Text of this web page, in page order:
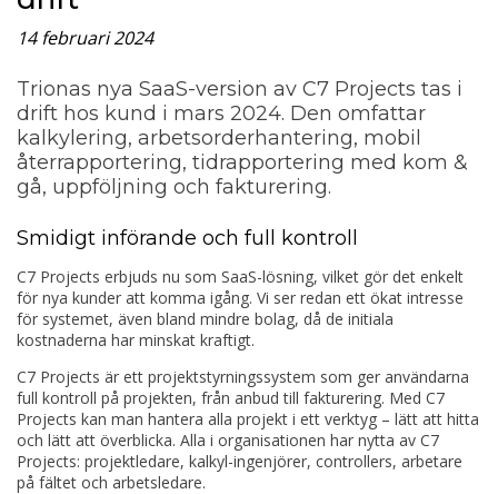
14 februari 2024
Trionas nya SaaS-version av C7 Projects tas i
drift hos kund i mars 2024. Den omfattar
kalkylering, arbetsorderhantering, mobil
återrapportering, tidrapportering med kom &
gå, uppföljning och fakturering.
Smidigt införande och full kontroll
C7 Projects erbjuds nu som SaaS-lösning, vilket gör det enkelt
för nya kunder att komma igång. Vi ser redan ett ökat intresse
för systemet, även bland mindre bolag, då de initiala
kostnaderna har minskat kraftigt.
C7 Projects är ett projektstyrningssystem som ger användarna
full kontroll på projekten, från anbud till fakturering. Med C7
Projects kan man hantera alla projekt i ett verktyg – lätt att hitta
och lätt att överblicka. Alla i organisationen har nytta av C7
Projects: projektledare, kalkyl-ingenjörer, controllers, arbetare
på fältet och arbetsledare.